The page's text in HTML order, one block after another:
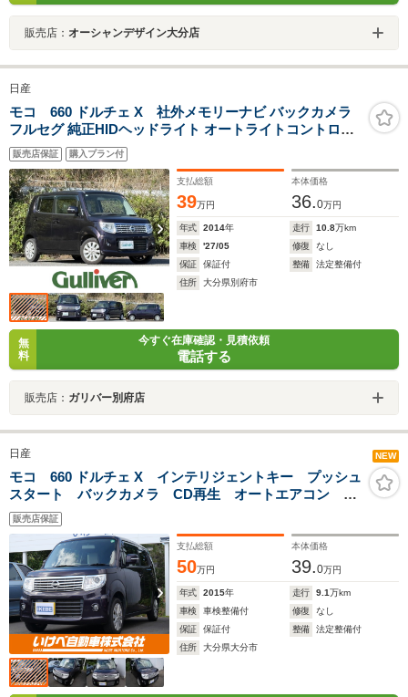
販売店： オーシャンデザイン大分店
日産
モコ 660 ドルチェ X 社外メモリーナビ バックカメラ
フルセグ 純正HIDヘッドライト オートライトコントロー
ル スマートキー エンジンプッシュスタート ETC
販売店保証 購入プラン付
支払総額
39万円
本体価格
36.0万円
年式 2014年 走行 10.8万km
車検
'27/05 修復
なし
保証
保証付 整備
法定整備付
住所
大分県別府市
無
料
今すぐ在庫確認・見積依頼
電話する
販売店： ガリバー別府店
日産 NEW
モコ 660 ドルチェ X インテリジェントキー プッシュ
スタート バックカメラ CD再生 オートエアコン ア
イドリングストップ レザー調シート 電格ミラー
販売店保証
支払総額
50万円
本体価格
39.0万円
年式 2015年 走行 9.1万km
車検
車検整備付 修復
なし
保証
保証付 整備
法定整備付
住所
大分県大分市